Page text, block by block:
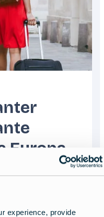
experience, provide
Europa
se manter seguro